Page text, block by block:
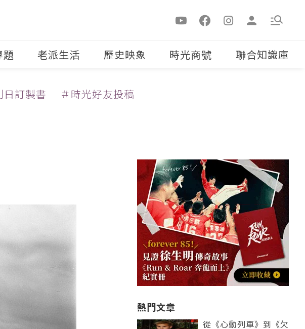
題 老派生活 歷史映象 時光商號 聯合知識庫
日訂製書 ＃時光好友投稿
熱門文章
從《心動列車》到《欠